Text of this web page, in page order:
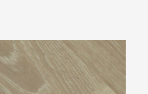
XL M-77804